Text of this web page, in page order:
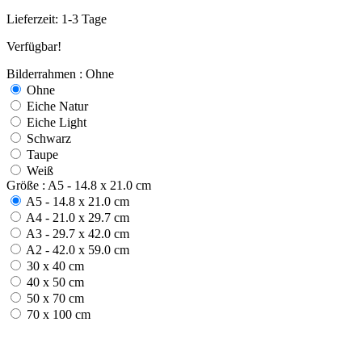
Lieferzeit: 1-3 Tage
Verfügbar!
Bilderrahmen : Ohne
Ohne
Eiche Natur
Eiche Light
Schwarz
Taupe
Weiß
Größe : A5 - 14.8 x 21.0 cm
A5 - 14.8 x 21.0 cm
A4 - 21.0 x 29.7 cm
A3 - 29.7 x 42.0 cm
A2 - 42.0 x 59.0 cm
30 x 40 cm
40 x 50 cm
50 x 70 cm
70 x 100 cm